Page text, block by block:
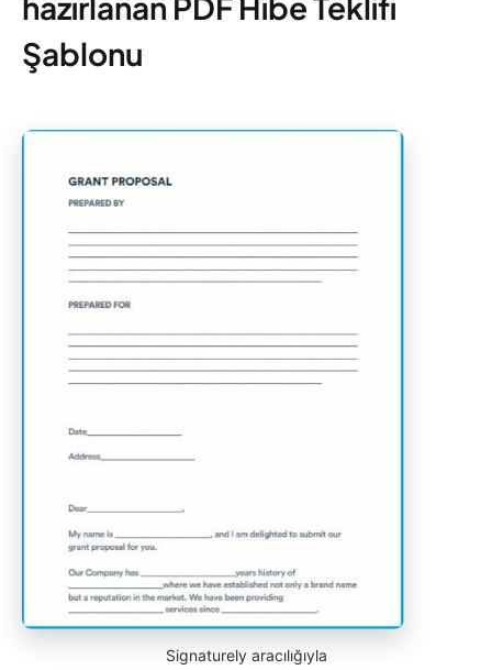
Şablonu
Signaturely aracılığıyla